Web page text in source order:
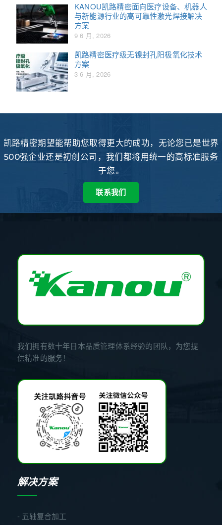
KANOU凯路精密面向医疗设备、机器人
与新能源行业的高可靠性激光焊接解决
方案
9 6 月, 2026
凯路精密医疗级无镍封孔阳极氧化技术
方案
3 6 月, 2026
凯路精密期望能帮助您取得更大的成功，无论您已是世界
500强企业还是初创公司，我们都将用统一的高标准服务
于您。
联系我们
我们拥有数十年日本品质管理体系经验的团队，为您提
供精准的服务！
解决方案
- 五轴复合加工